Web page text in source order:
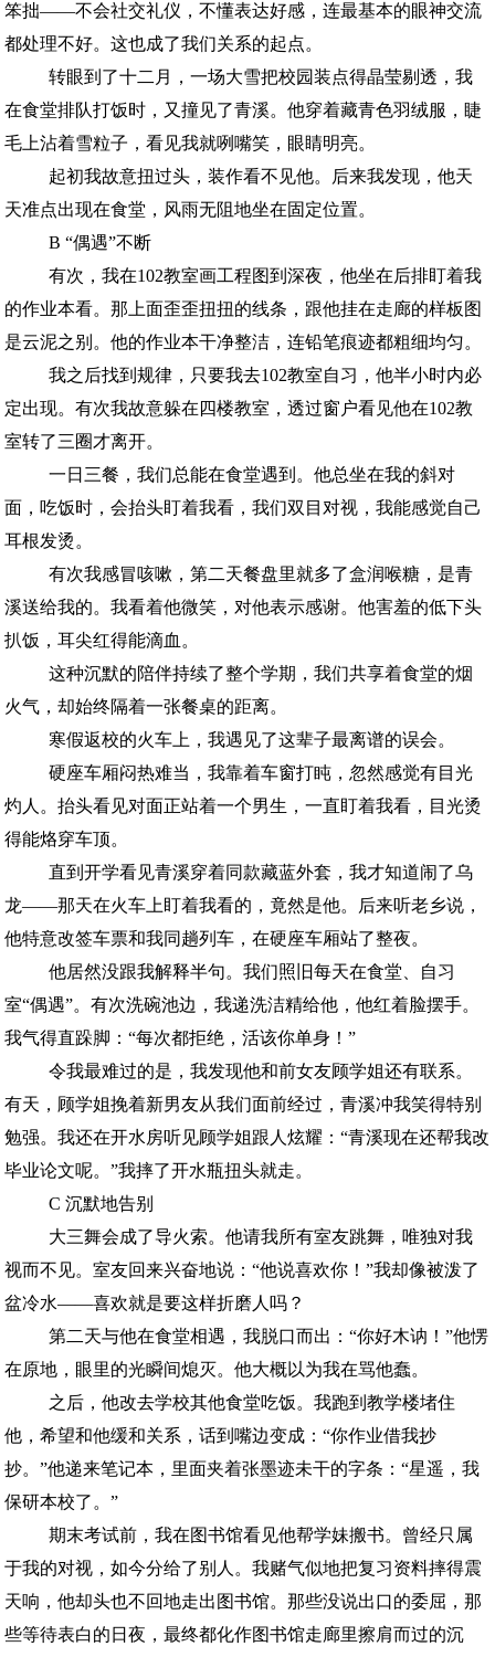
笨拙——不会社交礼仪，不懂表达好感，连最基本的眼神交流
都处理不好。这也成了我们关系的起点。
转眼到了十二月，一场大雪把校园装点得晶莹剔透，我
在食堂排队打饭时，又撞见了青溪。他穿着藏青色羽绒服，睫
毛上沾着雪粒子，看见我就咧嘴笑，眼睛明亮。
起初我故意扭过头，装作看不见他。后来我发现，他天
天准点出现在食堂，风雨无阻地坐在固定位置。
B “偶遇”不断
有次，我在102教室画工程图到深夜，他坐在后排盯着我
的作业本看。那上面歪歪扭扭的线条，跟他挂在走廊的样板图
是云泥之别。他的作业本干净整洁，连铅笔痕迹都粗细均匀。
我之后找到规律，只要我去102教室自习，他半小时内必
定出现。有次我故意躲在四楼教室，透过窗户看见他在102教
室转了三圈才离开。
一日三餐，我们总能在食堂遇到。他总坐在我的斜对
面，吃饭时，会抬头盯着我看，我们双目对视，我能感觉自己
耳根发烫。
有次我感冒咳嗽，第二天餐盘里就多了盒润喉糖，是青
溪送给我的。我看着他微笑，对他表示感谢。他害羞的低下头
扒饭，耳尖红得能滴血。
这种沉默的陪伴持续了整个学期，我们共享着食堂的烟
火气，却始终隔着一张餐桌的距离。
寒假返校的火车上，我遇见了这辈子最离谱的误会。
硬座车厢闷热难当，我靠着车窗打盹，忽然感觉有目光
灼人。抬头看见对面正站着一个男生，一直盯着我看，目光烫
得能烙穿车顶。
直到开学看见青溪穿着同款藏蓝外套，我才知道闹了乌
龙——那天在火车上盯着我看的，竟然是他。后来听老乡说，
他特意改签车票和我同趟列车，在硬座车厢站了整夜。
他居然没跟我解释半句。我们照旧每天在食堂、自习
室“偶遇”。有次洗碗池边，我递洗洁精给他，他红着脸摆手。
我气得直跺脚：“每次都拒绝，活该你单身！”
令我最难过的是，我发现他和前女友顾学姐还有联系。
有天，顾学姐挽着新男友从我们面前经过，青溪冲我笑得特别
勉强。我还在开水房听见顾学姐跟人炫耀：“青溪现在还帮我改
毕业论文呢。”我摔了开水瓶扭头就走。
C 沉默地告别
大三舞会成了导火索。他请我所有室友跳舞，唯独对我
视而不见。室友回来兴奋地说：“他说喜欢你！”我却像被泼了
盆冷水——喜欢就是要这样折磨人吗？
第二天与他在食堂相遇，我脱口而出：“你好木讷！”他愣
在原地，眼里的光瞬间熄灭。他大概以为我在骂他蠢。
之后，他改去学校其他食堂吃饭。我跑到教学楼堵住
他，希望和他缓和关系，话到嘴边变成：“你作业借我抄
抄。”他递来笔记本，里面夹着张墨迹未干的字条：“星遥，我
保研本校了。”
期末考试前，我在图书馆看见他帮学妹搬书。曾经只属
于我的对视，如今分给了别人。我赌气似地把复习资料摔得震
天响，他却头也不回地走出图书馆。那些没说出口的委屈，那
些等待表白的日夜，最终都化作图书馆走廊里擦肩而过的沉